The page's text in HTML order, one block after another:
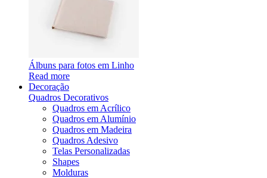
Álbuns para fotos em Linho
Read more
Decoração
Quadros Decorativos
Quadros em Acrílico
Quadros em Alumínio
Quadros em Madeira
Quadros Adesivo
Telas Personalizadas
Shapes
Molduras